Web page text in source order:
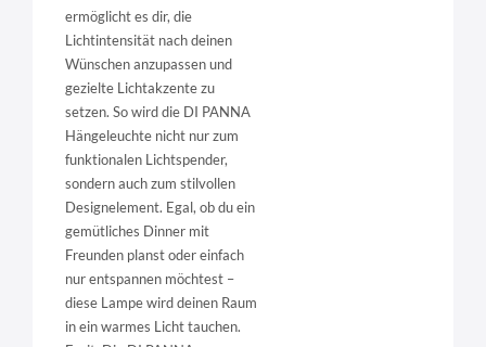
ermöglicht es dir, die
Lichtintensität nach deinen
Wünschen anzupassen und
gezielte Lichtakzente zu
setzen. So wird die DI PANNA
Hängeleuchte nicht nur zum
funktionalen Lichtspender,
sondern auch zum stilvollen
Designelement. Egal, ob du ein
gemütliches Dinner mit
Freunden planst oder einfach
nur entspannen möchtest –
diese Lampe wird deinen Raum
in ein warmes Licht tauchen.